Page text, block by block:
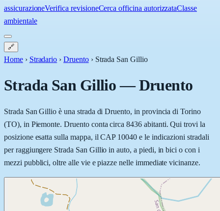
assicurazioneVerifica revisioneCerca officina autorizzataClasse
ambientale
🔗
Home › Stradario › Druento › Strada San Gillio
Strada San Gillio—Druento
Strada San Gillio è una strada di Druento, in provincia di Torino
(TO), in Piemonte. Druento conta circa 8436 abitanti. Qui trovi la
posizione esatta sulla mappa, il CAP 10040 e le indicazioni stradali
per raggiungere Strada San Gillio in auto, a piedi, in bici o con i
mezzi pubblici, oltre alle vie e piazze nelle immediate vicinanze.